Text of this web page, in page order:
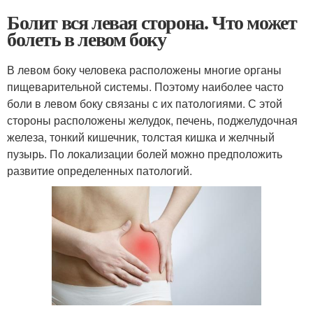
Болит вся левая сторона. Что может
болеть в левом боку
В левом боку человека расположены многие органы
пищеварительной системы. Поэтому наиболее часто
боли в левом боку связаны с их патологиями. С этой
стороны расположены желудок, печень, поджелудочная
железа, тонкий кишечник, толстая кишка и желчный
пузырь. По локализации болей можно предположить
развитие определенных патологий.